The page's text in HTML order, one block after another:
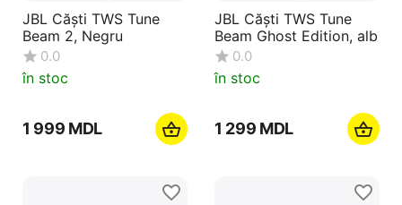
JBL Căști TWS Tune
Beam 2, Negru
0.0
în stoc
1 999 MDL
JBL Căști TWS Tune
Beam Ghost Edition, alb
0.0
în stoc
1 299 MDL